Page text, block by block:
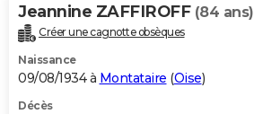
Carte de Noël
Carte Bonne année
Carte Saint-Valentin
Carte Pâques
Carte d'anniversaire
DICTIONNAIRE
Dictionnaire
Biographies
Citations
Expressions
Proverbes
PROGRAMME TV
Jeannine ZAFFIROFF (84 ans)
Créer une cagnotte obsèques
Naissance
09/08/1934 à Montataire (Oise)
Décès